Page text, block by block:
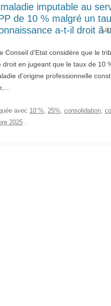
imputable au
de 10 % malgré un
a-t-il droit à
d’Etat considère que le
en jugeant que le taux de 10
d’origine professionnelle
avec 10¨%, 25%, consolidation,
2025 .